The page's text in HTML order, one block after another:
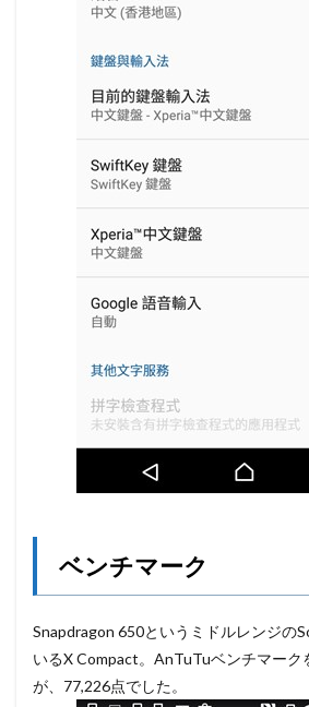
ベンチマーク
Snapdragon 650というミドルレンジの
いるX Compact。AnTuTuベンチマーク
が、77,226点でした。